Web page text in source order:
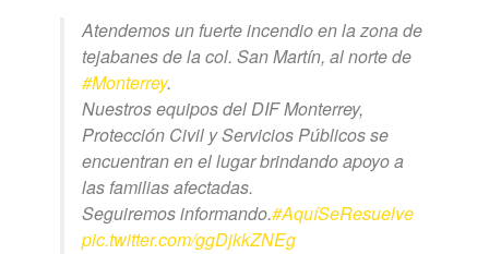
Atendemos un fuerte incendio en la zona de
tejabanes de la col. San Martín, al norte de
#Monterrey.
Nuestros equipos del DIF Monterrey,
Protección Civil y Servicios Públicos se
encuentran en el lugar brindando apoyo a
las familias afectadas.
Seguiremos informando.#AquíSeResuelve
pic.twitter.com/ggDjkkZNEg